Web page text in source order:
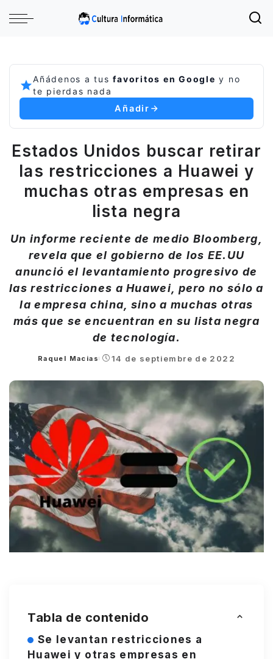
Añádenos a tusfavoritos en Google y no
te pierdas nada
Añadir
Estados Unidos buscar retirar
las restricciones a Huawei y
muchas otras empresas en
lista negra
Un informe reciente de medio Bloomberg,
revela que el gobierno de los EE.UU
anunció el levantamiento progresivo de
las restricciones a Huawei, pero no sólo a
la empresa china, sino a muchas otras
más que se encuentran en su lista negra
de tecnología.
Posted
Raquel Macias 14 de septiembre de 2022
Tabla de contenido
Se levantan restricciones a
Huawei y otras empresas en